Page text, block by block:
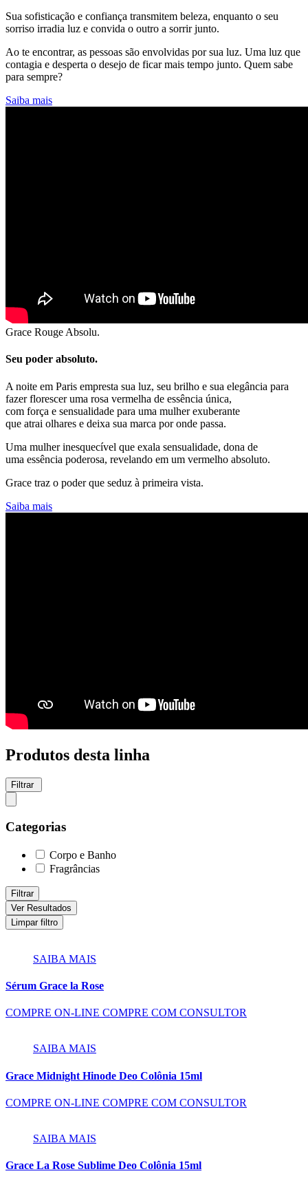
Sua sofisticação e confiança transmitem beleza, enquanto o seu
sorriso irradia luz e convida o outro a sorrir junto.
Ao te encontrar, as pessoas são envolvidas por sua luz. Uma luz que
contagia e desperta o desejo de ficar mais tempo junto. Quem sabe
para sempre?
Saiba mais
Grace Rouge Absolu.
Seu poder absoluto.
A noite em Paris empresta sua luz, seu brilho e sua elegância para
fazer florescer uma rosa vermelha de essência única,
com força e sensualidade para uma mulher exuberante
que atrai olhares e deixa sua marca por onde passa.
Uma mulher inesquecível que exala sensualidade, dona de
uma essência poderosa, revelando em um vermelho absoluto.
Grace traz o poder que seduz à primeira vista.
Saiba mais
Produtos desta linha
Filtrar
Categorias
Corpo e Banho
Fragrâncias
Filtrar
Ver Resultados
Limpar filtro
SAIBA MAIS
Sérum Grace la Rose
COMPRE ON-LINE COMPRE COM CONSULTOR
SAIBA MAIS
Grace Midnight Hinode Deo Colônia 15ml
COMPRE ON-LINE COMPRE COM CONSULTOR
SAIBA MAIS
Grace La Rose Sublime Deo Colônia 15ml